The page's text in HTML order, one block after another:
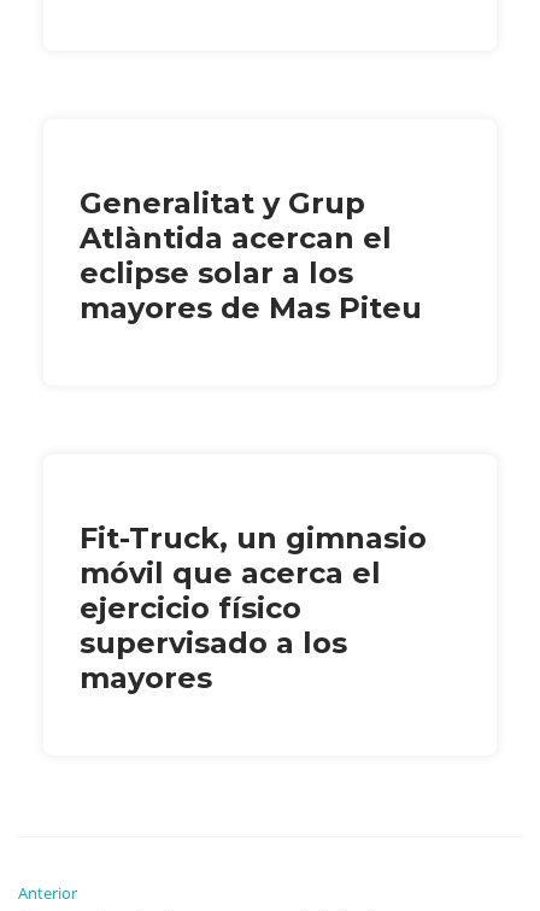
Generalitat y Grup
Atlàntida acercan el
eclipse solar a los
mayores de Mas Piteu
Fit-Truck, un gimnasio
móvil que acerca el
ejercicio físico
supervisado a los
mayores
Anterior